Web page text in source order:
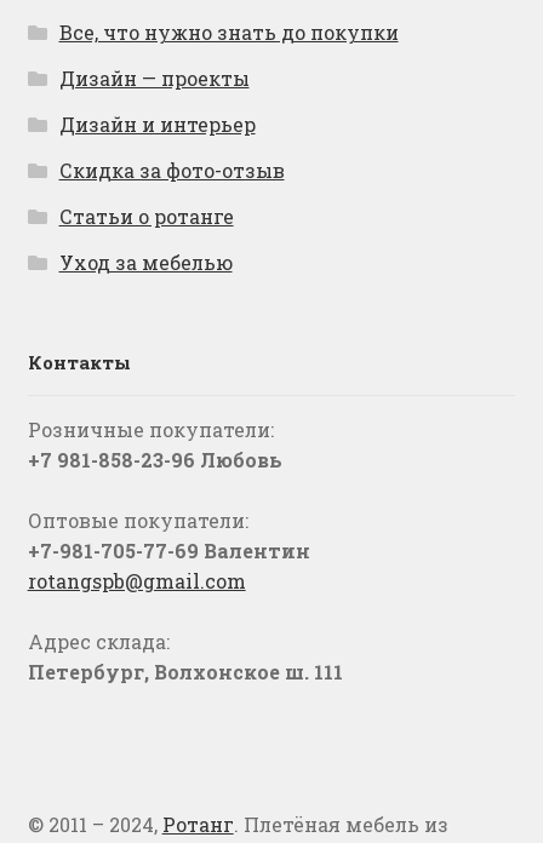
Все, что нужно знать до покупки
Дизайн — проекты
Дизайн и интерьер
Скидка за фото-отзыв
Статьи о ротанге
Уход за мебелью
Контакты
Розничные покупатели:
+7 981-858-23-96 Любовь
Оптовые покупатели:
+7-981-705-77-69 Валентин
rotangspb@gmail.com
Адрес склада:
Петербург, Волхонское ш. 111
© 2011 – 2024, Ротанг. Плетёная мебель из